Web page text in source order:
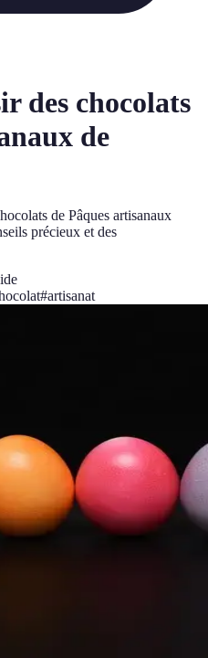
des chocolats
de
de Pâques artisanaux
précieux et des
#artisanat